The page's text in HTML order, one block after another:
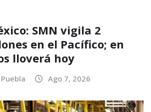
SMN vigila 2
en el Pacífico; en
lloverá hoy
Ago 7, 2026